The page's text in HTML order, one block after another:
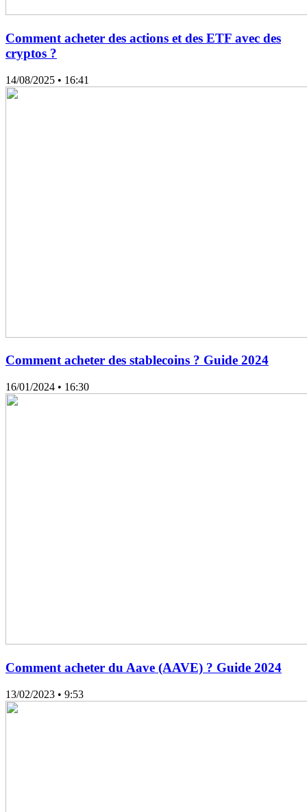
Comment acheter des actions et des ETF avec des
cryptos ?
14/08/2025 • 16:41
Comment acheter des stablecoins ? Guide 2024
16/01/2024 • 16:30
Comment acheter du Aave (AAVE) ? Guide 2024
13/02/2023 • 9:53